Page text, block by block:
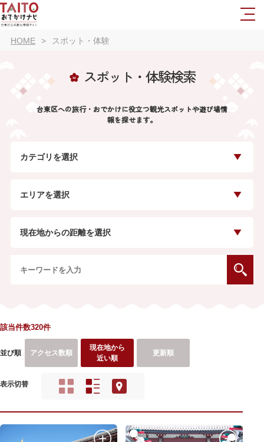
HOME スポット・体験
スポット・体験検索
台東区への旅行・おでかけに役立つ観光スポットや遊び場情
報を探せます。
カテゴリを選択
エリアを選択
現在地からの距離を選択
該当件数320件
並び順 アクセス数順
現在地から
近い順
更新順
表示切替